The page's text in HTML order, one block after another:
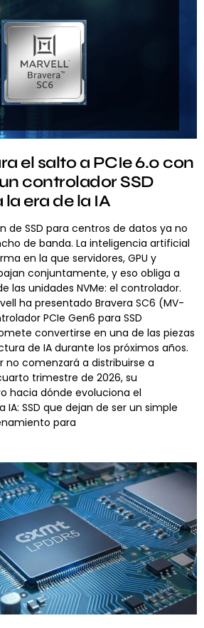
el salto a PCIe 6.0 con
controlador SSD
era de la IA
de SSD para centros de datos ya no
de banda. La inteligencia artificial
en la que servidores, GPU y
conjuntamente, y eso obliga a
las unidades NVMe: el controlador.
ha presentado Bravera SC6 (MV-
PCIe Gen6 para SSD
convertirse en una de las piezas
de IA durante los próximos años.
no comenzará a distribuirse a
trimestre de 2026, su
hacia dónde evoluciona el
SSD que dejan de ser un simple
para